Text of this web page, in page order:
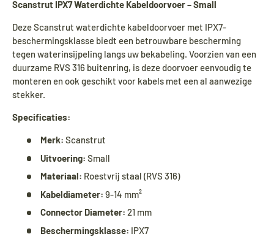
Scanstrut IPX7 Waterdichte Kabeldoorvoer – Small
Deze Scanstrut waterdichte kabeldoorvoer met IPX7-
beschermingsklasse biedt een betrouwbare bescherming
tegen waterinsijpeling langs uw bekabeling. Voorzien van een
duurzame RVS 316 buitenring, is deze doorvoer eenvoudig te
monteren en ook geschikt voor kabels met een al aanwezige
stekker.
Specificaties:
Merk: Scanstrut
Uitvoering: Small
Materiaal: Roestvrij staal (RVS 316)
Kabeldiameter: 9-14 mm²
Connector Diameter: 21 mm
Beschermingsklasse: IPX7